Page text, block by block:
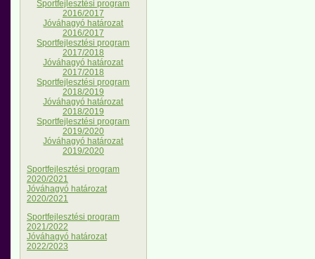
Sportfejlesztési program
2016/2017
Jóváhagyó határozat
2016/2017
Sportfejlesztési program
2017/2018
Jóváhagyó határozat
2017/2018
Sportfejlesztési program
2018/2019
Jóváhagyó határozat
2018/2019
Sportfejlesztési program
2019/2020
Jóváhagyó határozat
2019/2020
Sportfejlesztési program
2020/2021
Jóváhagyó határozat
2020/2021
Sportfejlesztési program
2021/2022
Jóváhagyó határozat
2022/2023